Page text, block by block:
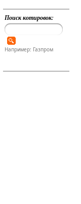
Поиск котировок:
Например: Газпром